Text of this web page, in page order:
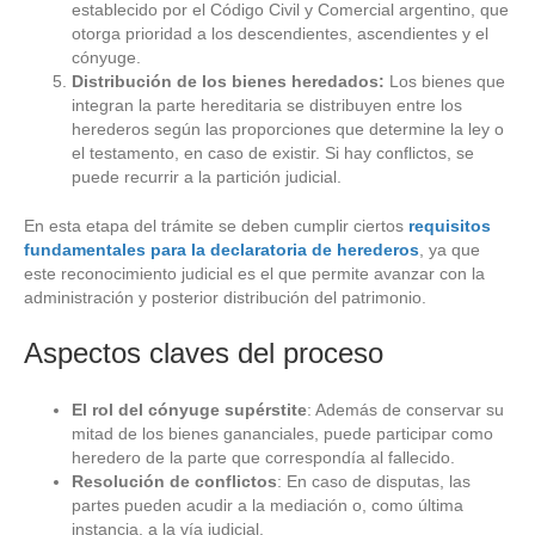
establecido por el Código Civil y Comercial argentino, que
otorga prioridad a los descendientes, ascendientes y el
cónyuge.
Distribución de los bienes heredados: Los bienes que
integran la parte hereditaria se distribuyen entre los
herederos según las proporciones que determine la ley o
el testamento, en caso de existir. Si hay conflictos, se
puede recurrir a la partición judicial.
En esta etapa del trámite se deben cumplir ciertos requisitos
fundamentales para la declaratoria de herederos, ya que
este reconocimiento judicial es el que permite avanzar con la
administración y posterior distribución del patrimonio.
Aspectos claves del proceso
El rol del cónyuge supérstite: Además de conservar su
mitad de los bienes gananciales, puede participar como
heredero de la parte que correspondía al fallecido.
Resolución de conflictos: En caso de disputas, las
partes pueden acudir a la mediación o, como última
instancia, a la vía judicial.